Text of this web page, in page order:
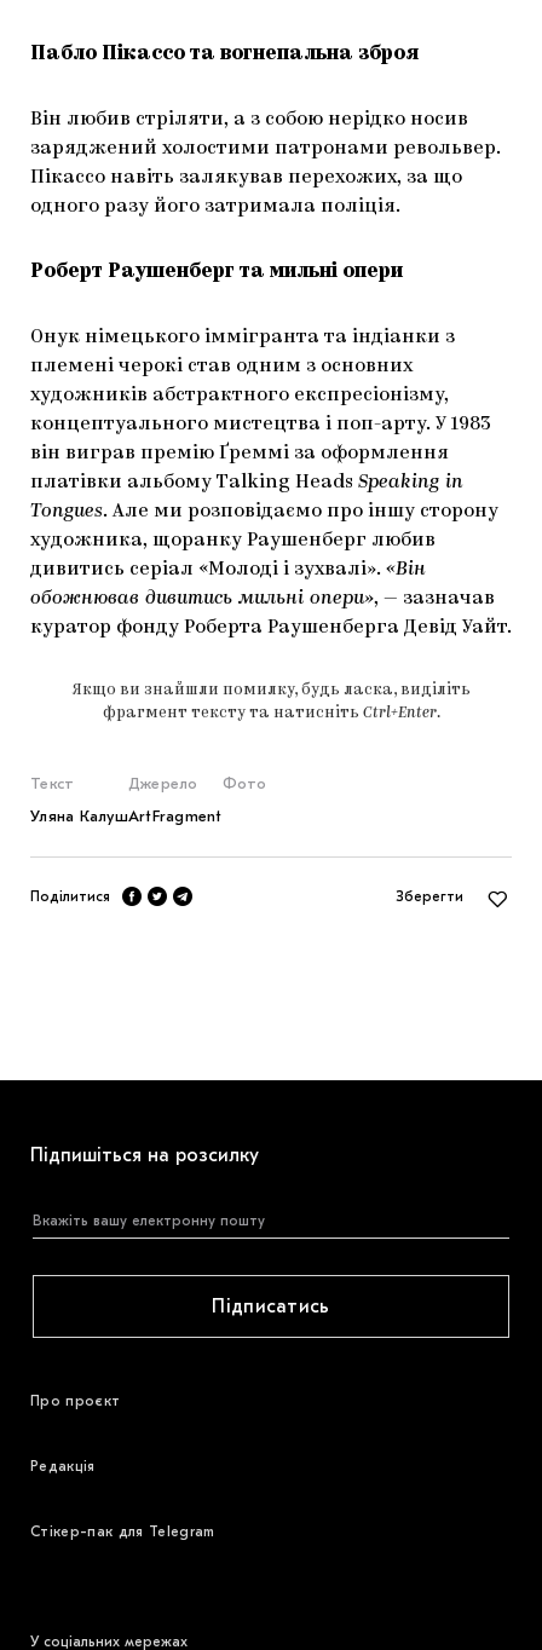
Пабло Пікассо та вогнепальна зброя
Він любив стріляти, а з собою нерідко носив
заряджений холостими патронами револьвер.
Пікассо навіть залякував перехожих, за що
одного разу його затримала поліція.
Роберт Раушенберг та мильні опери
Онук німецького іммігранта та індіанки з
племені черокі став одним з основних
художників абстрактного експресіонізму,
концептуального мистецтва і поп-арту. У 1983
він виграв премію Ґреммі за оформлення
платівки альбому Talking Heads Speaking in
Tongues. Але ми розповідаємо про іншу сторону
художника, щоранку Раушенберг любив
дивитись серіал «Молоді і зухвалі». «Він
обожнював дивитись мильні опери», — зазначав
куратор фонду Роберта Раушенберга Девід Уайт.
Якщо ви знайшли помилку, будь ласка, виділіть
фрагмент тексту та натисніть Ctrl+Enter.
Текст
Уляна Калуш
Джерело
ArtFragment
Фото
Поділитися Зберегти
Підпишіться на розсилку
Підписатись
Про проєкт
Редакція
Стікер-пак для Telegram
У соціальних мережах